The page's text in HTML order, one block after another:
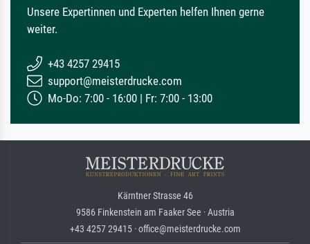
Unsere Expertinnen und Experten helfen Ihnen gerne
weiter.
+43 4257 29415
support@meisterdrucke.com
Mo-Do: 7:00 - 16:00 | Fr: 7:00 - 13:00
Kärntner Strasse 46
9586 Finkenstein am Faaker See · Austria
+43 4257 29415 · office@meisterdrucke.com